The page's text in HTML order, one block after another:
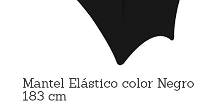
Mantel Elástico color Negro
183 cm